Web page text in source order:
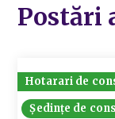
Postări
Hotarari de
Ședințe de